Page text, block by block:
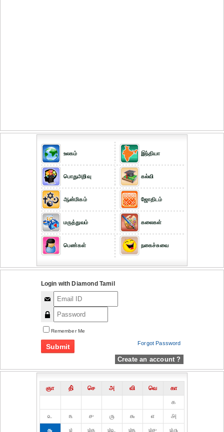
உலகம்
பொதுஅறிவு
ஆன்மிகம்
மருத்துவம்
பெண்கள்
இந்தியா
கல்வி
ஜோதிடம்
கலைகள்
நகைச்சுவை
Login with Diamond Tamil
Remember Me
Forgot Password
Create an account ?
ஞா தி் செ அ வி வெ
கா
௧
௨
௩ ௪ ௫ ௬ ௭
௮
௯
௰ ௰௧ ௰௨ ௰௩ ௰௪ ௰௫